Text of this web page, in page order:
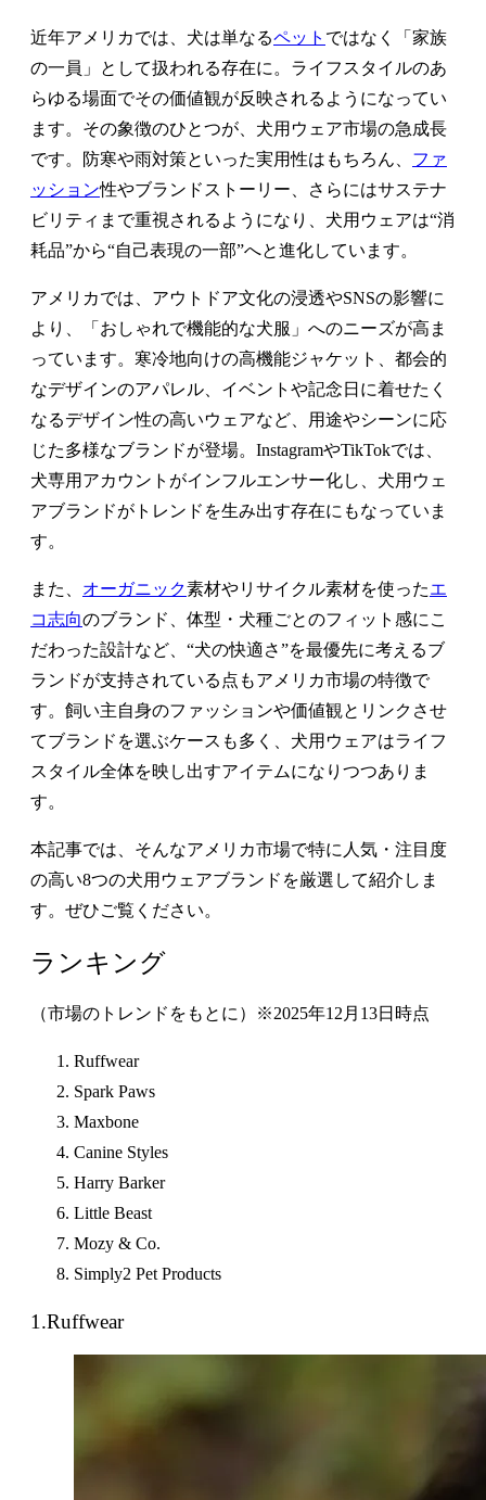
近年アメリカでは、犬は単なるペット ではなく「家族
の一員」として扱われる存在に。ライフスタイルのあ
らゆる場面でその価値観が反映されるようになってい
ます。その象徴のひとつが、犬用ウェア市場の急成長
です。防寒や雨対策といった実用性はもちろん、 ファ
ッション性やブランドストーリー、さらにはサステナ
ビリティまで重視されるようになり、犬用ウェアは“消
耗品”から“自己表現の一部”へと進化しています。
アメリカでは、アウトドア文化の浸透やSNSの影響に
より、「おしゃれで機能的な犬服」へのニーズが高ま
っています。寒冷地向けの高機能ジャケット、都会的
なデザインのアパレル、イベントや記念日に着せたく
なるデザイン性の高いウェアなど、用途やシーンに応
じた多様なブランドが登場。InstagramやTikTokでは、
犬専用アカウントがインフルエンサー化し、犬用ウェ
アブランドがトレンドを生み出す存在にもなっていま
す。
また、 オーガニック素材やリサイクル素材を使ったエ
コ志向のブランド、体型・犬種ごとのフィット感にこ
だわった設計など、“犬の快適さ”を最優先に考えるブ
ランドが支持されている点もアメリカ市場の特徴で
す。飼い主自身のファッションや価値観とリンクさせ
てブランドを選ぶケースも多く、犬用ウェアはライフ
スタイル全体を映し出すアイテムになりつつありま
す。
本記事では、そんなアメリカ市場で特に人気・注目度
の高い8つの犬用ウェアブランドを厳選して紹介しま
す。ぜひご覧ください。
ランキング
（市場のトレンドをもとに）※2025年12月13日時点
Ruffwear
Spark Paws
Maxbone
Canine Styles
Harry Barker
Little Beast
Mozy & Co.
Simply2 Pet Products
1.Ruffwear